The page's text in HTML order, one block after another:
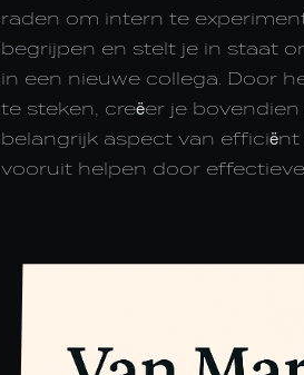
raden om intern te
begrijpen en stelt je in staat
in een nieuwe collega. Door
te steken, creëer je
belangrijk aspect van
vooruit helpen door